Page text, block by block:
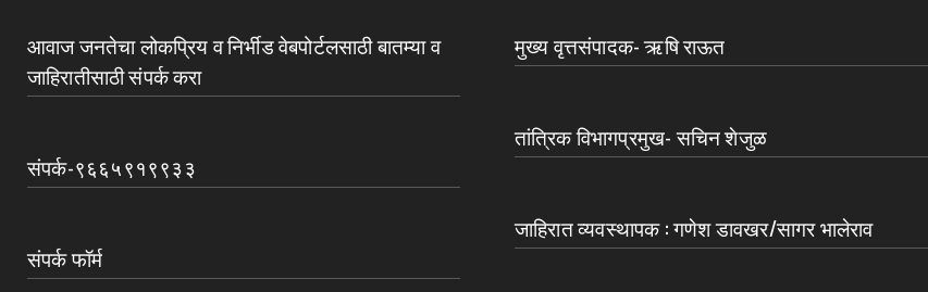
आवाज जनतेचा लोकप्रिय व निर्भीड वेबपोर्टलसाठी बातम्या व
जाहिरातीसाठी संपर्क करा
संपर्क-९६६५९१९९३३
संपर्क फॉर्म
मुख्य वृत्तसंपादक- ऋषि राऊत
तांत्रिक विभागप्रमुख- सचिन शेजुळ
जाहिरात व्यवस्थापक : गणेश डावखर/सागर भालेराव